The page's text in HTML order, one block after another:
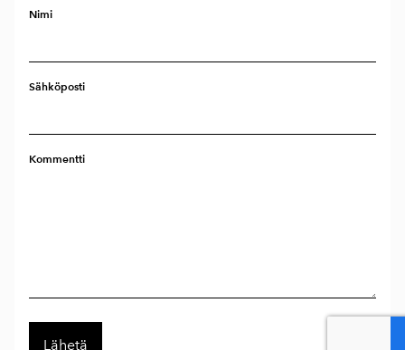
Nimi
Sähköposti
Kommentti